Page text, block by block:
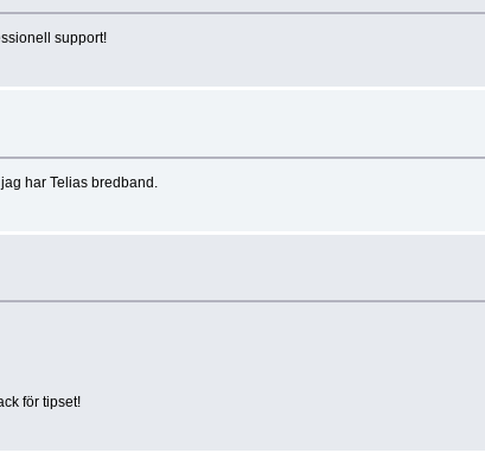
support!
har Telias bredband.
för tipset!